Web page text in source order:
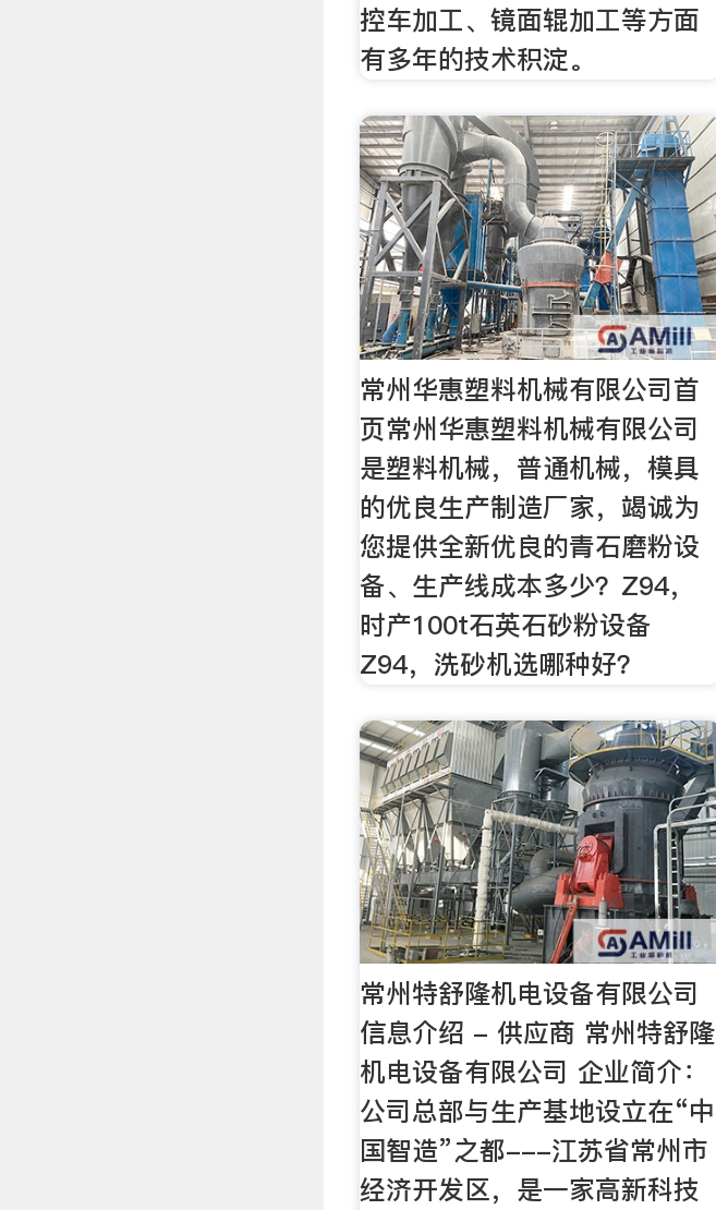
控车加工、镜面辊加工等方面
有多年的技术积淀。
常州华惠塑料机械有限公司首
页常州华惠塑料机械有限公司
是塑料机械，普通机械，模具
的优良生产制造厂家，竭诚为
您提供全新优良的青石磨粉设
备、生产线成本多少？Z94，
时产100t石英石砂粉设备
Z94，洗砂机选哪种好？
常州特舒隆机电设备有限公司
信息介绍 - 供应商 常州特舒隆
机电设备有限公司 企业简介：
公司总部与生产基地设立在“中
国智造”之都---江苏省常州市
经济开发区，是一家高新科技